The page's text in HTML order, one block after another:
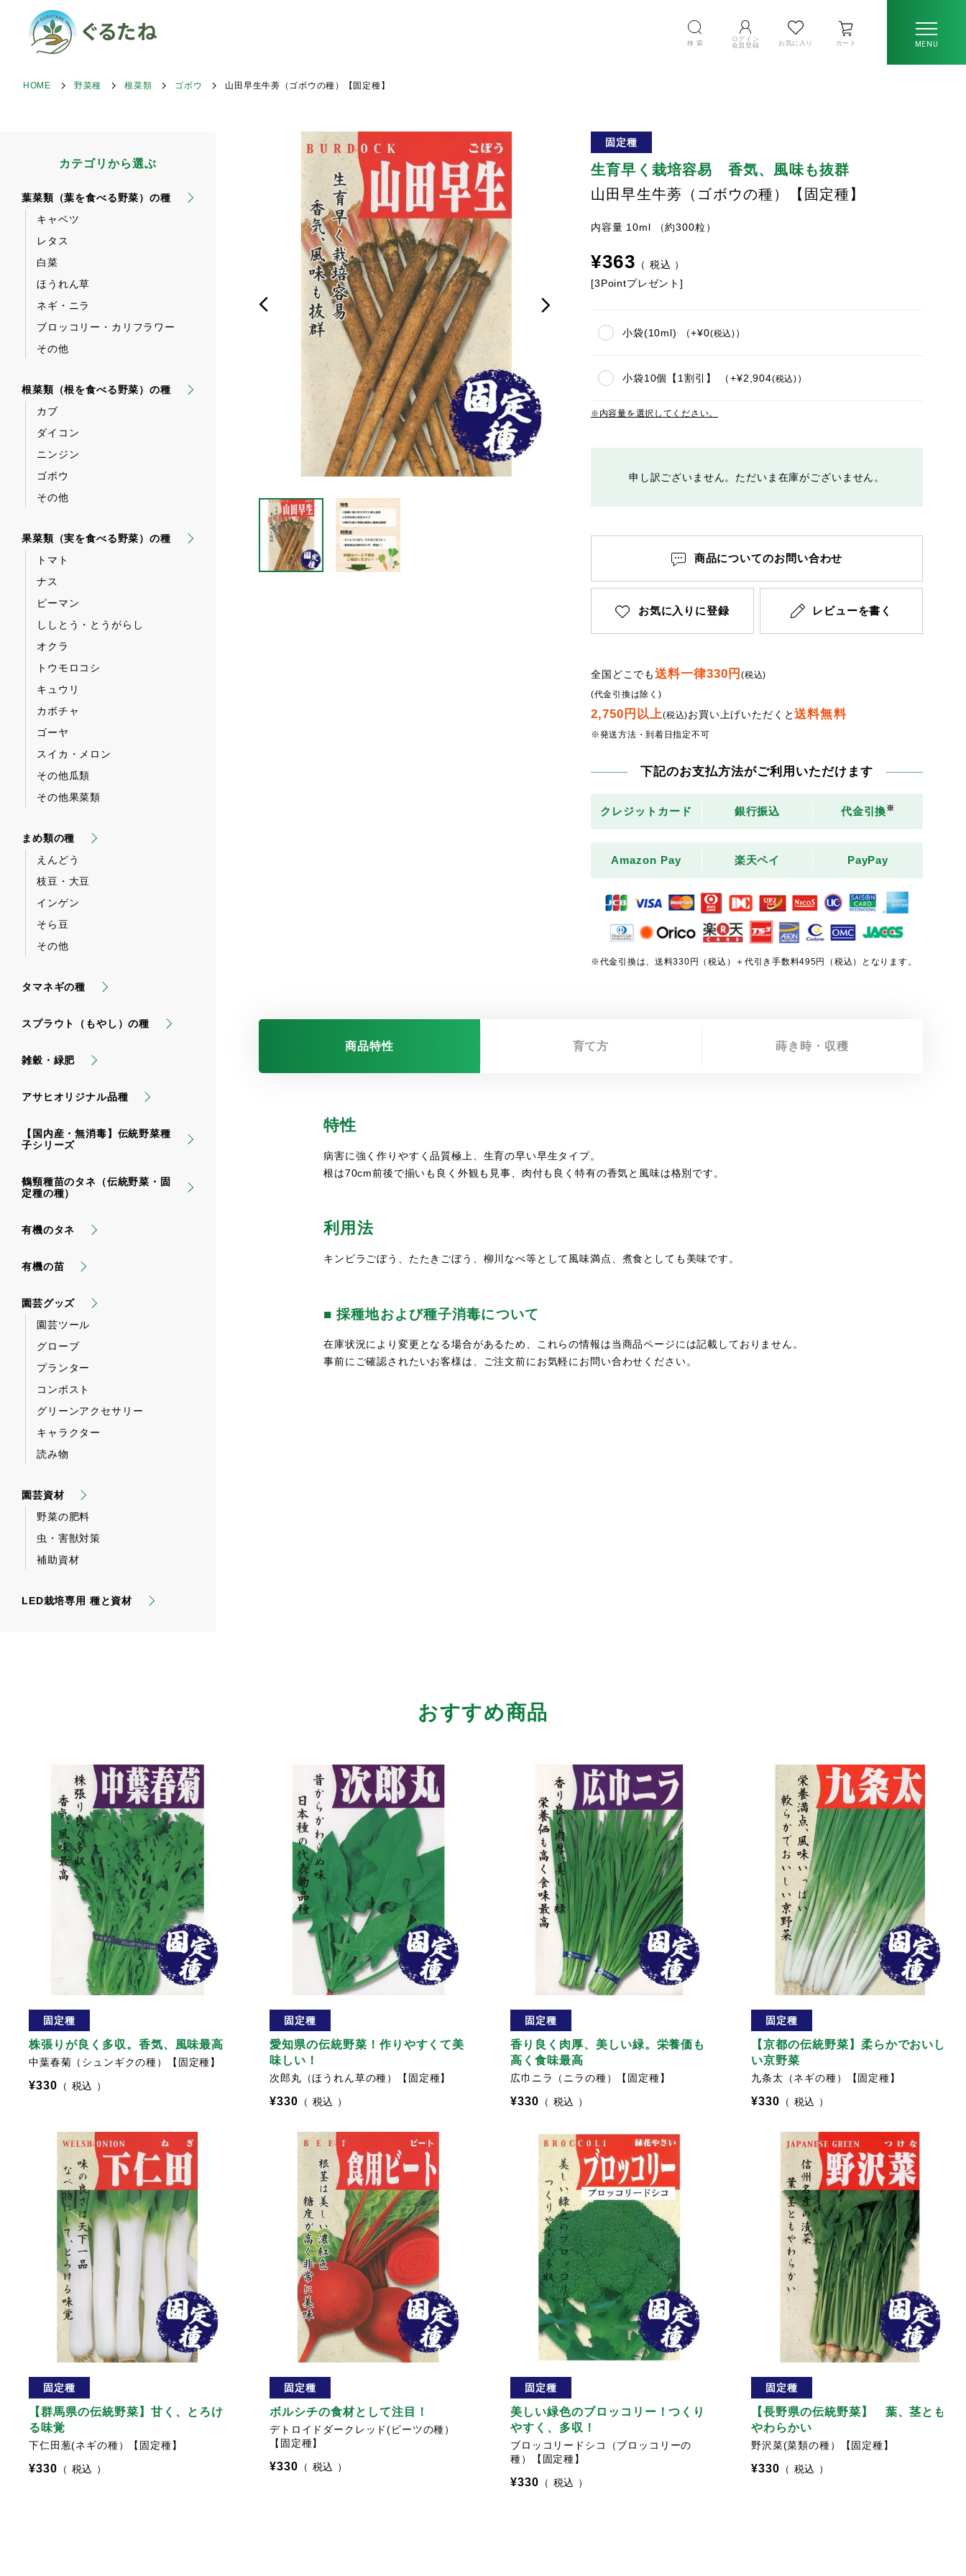
検 索
ログイン
会員登録
お気に入り カート MENU
HOME 野菜種 根菜類 ゴボウ 山田早生牛蒡（ゴボウの種）【固定種】
カテゴリから選ぶ
葉菜類（葉を食べる野菜）の種
キャベツ
レタス
白菜
ほうれん草
ネギ・ニラ
ブロッコリー・カリフラワー
その他
根菜類（根を食べる野菜）の種
カブ
ダイコン
ニンジン
ゴボウ
その他
果菜類（実を食べる野菜）の種
トマト
ナス
ピーマン
ししとう・とうがらし
オクラ
トウモロコシ
キュウリ
カボチャ
ゴーヤ
スイカ・メロン
その他瓜類
その他果菜類
まめ類の種
えんどう
枝豆・大豆
インゲン
そら豆
その他
タマネギの種
スプラウト（もやし）の種
雑穀・緑肥
アサヒオリジナル品種
【国内産・無消毒】伝統野菜種
子シリーズ
鶴頸種苗のタネ（伝統野菜・固
定種の種）
有機のタネ
有機の苗
園芸グッズ
園芸ツール
グローブ
プランター
コンポスト
グリーンアクセサリー
キャラクター
読み物
園芸資材
野菜の肥料
虫・害獣対策
補助資材
LED栽培専用 種と資材
固定種
生育早く栽培容易 香気、風味も抜群
山田早生牛蒡（ゴボウの種）【固定種】
内容量 10ml （約300粒）
¥363
税込
[3Pointプレゼント]
内容量を選択してください。
小袋(10ml) +¥0 税込
小袋10個【1割引】 +¥2,904 税込
申し訳ございません。ただいま在庫がございません。
商品についてのお問い合わせ
お気に入りに登録 レビューを書く
全国どこでも送料一律330円(税込)
(代金引換は除く)
2,750円以上(税込)お買い上げいただくと送料無料
※発送方法・到着日指定不可
下記のお支払方法がご利用いただけます
クレジットカード 銀行振込 代金引換※
Amazon Pay 楽天ペイ PayPay
※代金引換は、送料330円（税込）＋代引き手数料495円（税込）となります。
商品特性 育て方 蒔き時・収穫
特性
病害に強く作りやすく品質極上、生育の早い早生タイプ。
根は70cm前後で揃いも良く外観も見事、肉付も良く特有の香気と風味は格別です。
利用法
キンピラごぼう、たたきごぼう、柳川なべ等として風味満点、煮食としても美味です。
■ 採種地および種子消毒について
在庫状況により変更となる場合があるため、これらの情報は当商品ページには記載しておりません。
事前にご確認されたいお客様は、ご注文前にお気軽にお問い合わせください。
おすすめ商品
株張りが良く多収。香気、風味最高
中葉春菊（シュンギクの種）【固定種】
固定種
¥330 税込
愛知県の伝統野菜！作りやすくて美
味しい！
次郎丸（ほうれん草の種）【固定種】
固定種
¥330 税込
香り良く肉厚、美しい緑。栄養価も
高く食味最高
広巾ニラ（ニラの種）【固定種】
固定種
¥330 税込
【京都の伝統野菜】柔らかでおいし
い京野菜
九条太（ネギの種）【固定種】
固定種
¥330 税込
【群馬県の伝統野菜】甘く、とろけ
る味覚
下仁田葱(ネギの種）【固定種】
固定種
¥330 税込
ボルシチの食材として注目！
デトロイドダークレッド(ビーツの種）
【固定種】
固定種
¥330 税込
美しい緑色のブロッコリー！つくり
やすく、多収！
ブロッコリードシコ（ブロッコリーの
種）【固定種】
固定種
¥330 税込
【長野県の伝統野菜】 葉、茎とも
やわらかい
野沢菜(菜類の種）【固定種】
固定種
¥330 税込